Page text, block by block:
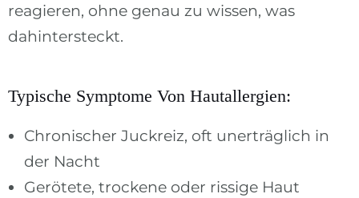
reagieren, ohne genau zu wissen, was
dahintersteckt.
Typische Symptome Von Hautallergien:
Chronischer Juckreiz, oft unerträglich in
der Nacht
Gerötete, trockene oder rissige Haut